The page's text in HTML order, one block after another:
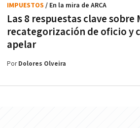
Las 8 respuestas clave
recategorización de oficio y
apelar
IMPUESTOS / En la mira de ARCA
PorDolores Olveira